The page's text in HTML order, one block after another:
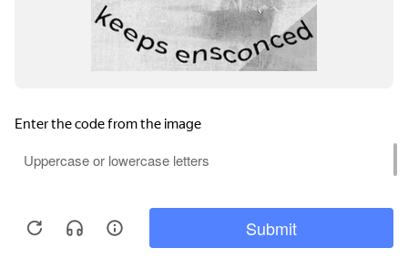
info@teploexpert.com
Пн—Сб 09:00 – 18:00
TeploExpert.com © 2008 - 2026 Оборудование для
систем отопления, водоснабжения, канализации